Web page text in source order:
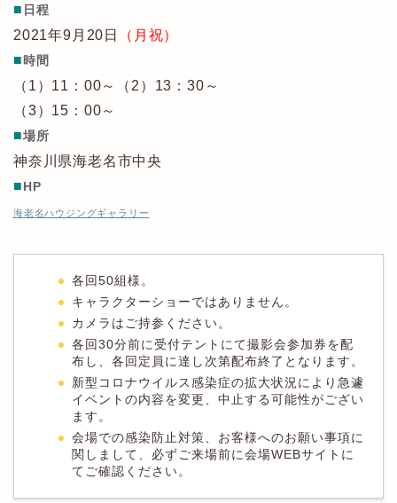
■ 日程
2021年9月20日
（月祝）
■時間
（1）11：00～（2）13：30～
（3）15：00～
■場所
神奈川県海老名市中央
■HP
海老名ハウジングギャラリー
各回50組様。
キャラクターショーではありません。
カメラはご持参ください。
各回30分前に受付テントにて撮影会参加券を配
布し、各回定員に達し次第配布終了となります。
新型コロナウイルス感染症の拡大状況により急遽
イベントの内容を変更、中止する可能性がござい
ます。
会場での感染防止対策、お客様へのお願い事項に
関しまして、必ずご来場前に会場WEBサイトに
てご確認ください。